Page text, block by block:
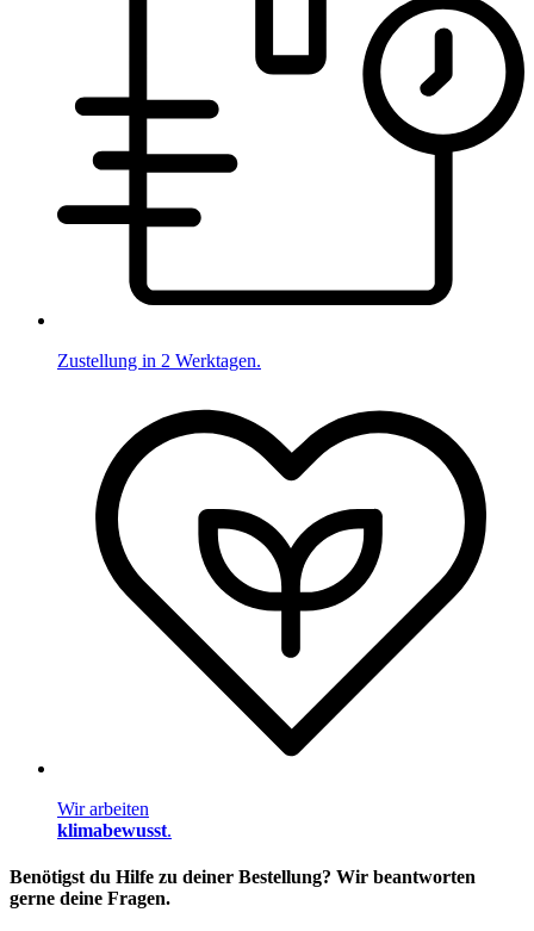
Zustellung in 2 Werktagen.
Wir arbeiten
klimabewusst.
Benötigst du Hilfe zu deiner Bestellung? Wir beantworten
gerne deine Fragen.